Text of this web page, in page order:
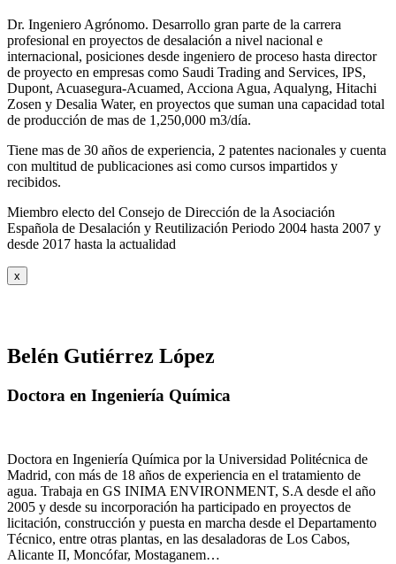
Dr. Ingeniero Agrónomo. Desarrollo gran parte de la carrera
profesional en proyectos de desalación a nivel nacional e
internacional, posiciones desde ingeniero de proceso hasta director
de proyecto en empresas como Saudi Trading and Services, IPS,
Dupont, Acuasegura-Acuamed, Acciona Agua, Aqualyng, Hitachi
Zosen y Desalia Water, en proyectos que suman una capacidad total
de producción de mas de 1,250,000 m3/día.
Tiene mas de 30 años de experiencia, 2 patentes nacionales y cuenta
con multitud de publicaciones asi como cursos impartidos y
recibidos.
Miembro electo del Consejo de Dirección de la Asociación
Española de Desalación y Reutilización Periodo 2004 hasta 2007 y
desde 2017 hasta la actualidad
x
Belén Gutiérrez López
Doctora en Ingeniería Química
Doctora en Ingeniería Química por la Universidad Politécnica de
Madrid, con más de 18 años de experiencia en el tratamiento de
agua. Trabaja en GS INIMA ENVIRONMENT, S.A desde el año
2005 y desde su incorporación ha participado en proyectos de
licitación, construcción y puesta en marcha desde el Departamento
Técnico, entre otras plantas, en las desaladoras de Los Cabos,
Alicante II, Moncófar, Mostaganem…